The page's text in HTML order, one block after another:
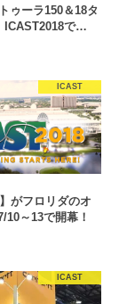
ゥーラ150＆18タ
ICAST2018で…
ICAST
がフロリダのオ
10～13で開幕！
ICAST